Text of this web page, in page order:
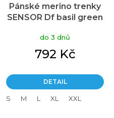
Pánské merino trenky
SENSOR Df basil green
do 3 dnů
792 Kč
DETAIL
S M L XL XXL